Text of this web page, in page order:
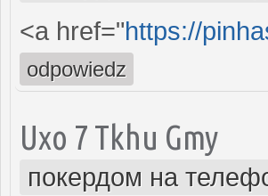
<a href="https://
odpowiedz
Uxo 7 Tkhu Gmy
покердом на